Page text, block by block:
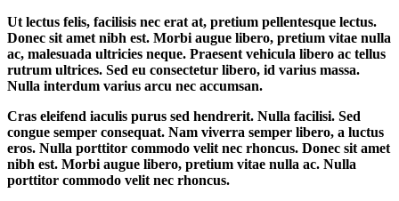
Ut lectus felis, facilisis nec erat at, pretium pellentesque lectus.
Donec sit amet nibh est. Morbi augue libero, pretium vitae nulla
ac, malesuada ultricies neque. Praesent vehicula libero ac tellus
rutrum ultrices. Sed eu consectetur libero, id varius massa.
Nulla interdum varius arcu nec accumsan.
Cras eleifend iaculis purus sed hendrerit. Nulla facilisi. Sed
congue semper consequat. Nam viverra semper libero, a luctus
eros. Nulla porttitor commodo velit nec rhoncus. Donec sit amet
nibh est. Morbi augue libero, pretium vitae nulla ac. Nulla
porttitor commodo velit nec rhoncus.